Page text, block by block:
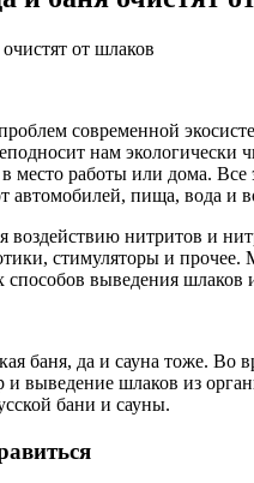
современной
нам
место работы или дома.
автомобилей, пища, вода и
воздействию нитритов и
стимуляторы и
выведения шлаков
баня, да и сауна тоже.
выведение шлаков из
бани и сауны.